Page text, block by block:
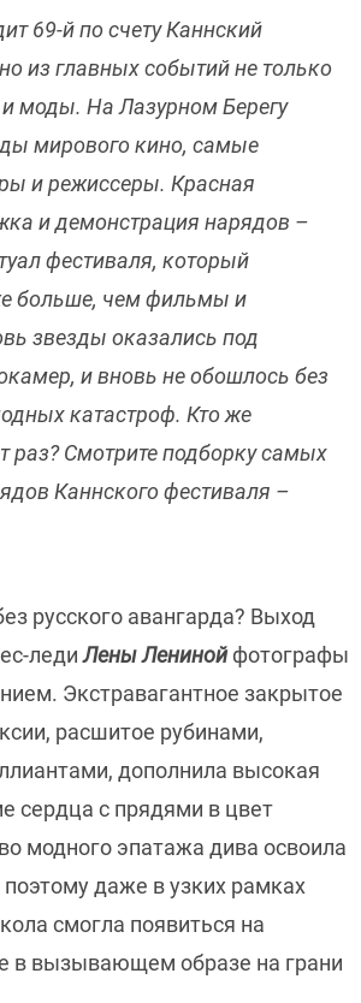
69-й по счету Каннский
из главных событий не только
моды. На Лазурном Берегу
мирового кино, самые
и режиссеры. Красная
и демонстрация нарядов –
фестиваля, который
больше, чем фильмы и
звезды оказались под
и вновь не обошлось без
катастроф. Кто же
раз? Смотрите подборку самых
Каннского фестиваля –
русского авангарда? Выход
ледиЛены Ленинойфотографы
Экстравагантное закрытое
расшитое рубинами,
дополнила высокая
сердца с прядями в цвет
модного эпатажа дива освоила
даже в узких рамках
смогла появиться на
в вызывающем образе на грани